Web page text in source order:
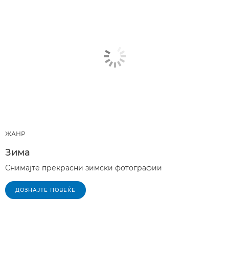
ЖАНР
Зима
Снимајте прекрасни зимски фотографии
ДОЗНАЈТЕ ПОВЕЌЕ